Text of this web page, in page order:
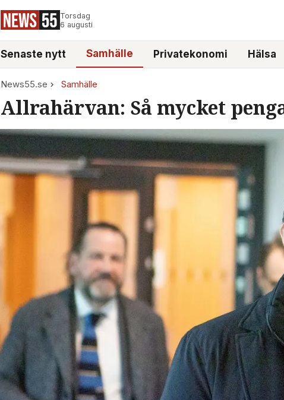
Torsdag
6 augusti
Senaste nytt Samhälle Privatekonomi Hälsa
News55.se Samhälle
Allrahärvan: Så mycket